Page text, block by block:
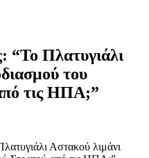
Πλατυγιάλι
του
τις ΗΠΑ;”
Αστακού λιμάνι